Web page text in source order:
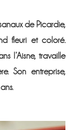
de Picardie,
fleuri et coloré.
l’Aisne, travaille
Son entreprise,